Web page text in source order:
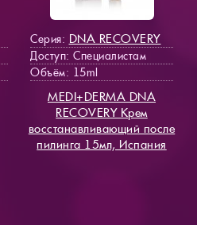
Серия: DNA RECOVERY
Доступ: Специалистам
Объём: 15ml
MEDI+DERMA DNA
RECOVERY Крем
восстанавливающий после
пилинга 15мл, Испания